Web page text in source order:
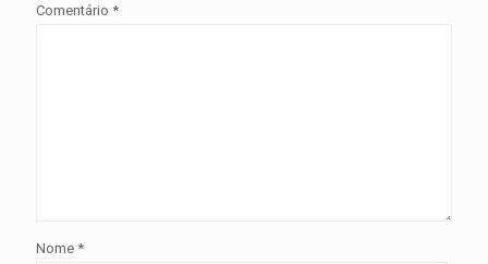
Comentário *
Nome *